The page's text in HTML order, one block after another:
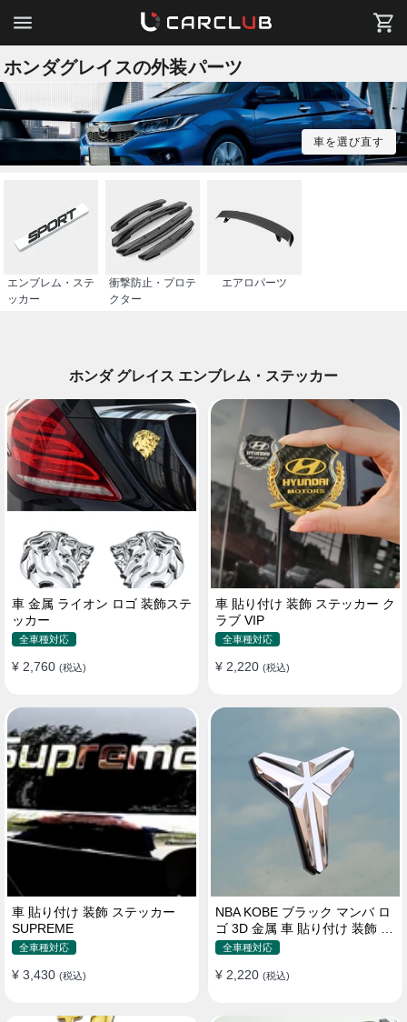
ホンダグレイスの外装パーツ
車を選び直す
エンブレム・ステ
ッカー
衝撃防止・プロテ
クター
エアロパーツ
ホンダ グレイス エンブレム・ステッカー
車 金属 ライオン ロゴ 装飾ステ
ッカー
全車種対応
¥ 2,760 (税込)
車 貼り付け 装飾 ステッカー ク
ラブ VIP
全車種対応
¥ 2,220 (税込)
車 貼り付け 装飾 ステッカー
SUPREME
全車種対応
¥ 3,430 (税込)
NBA KOBE ブラック マンバ ロ
ゴ 3D 金属 車 貼り付け 装飾 ス
テッカー
全車種対応
¥ 2,220 (税込)